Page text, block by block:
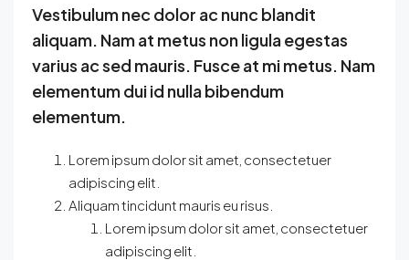
Vestibulum nec dolor ac nunc blandit
aliquam. Nam at metus non ligula egestas
varius ac sed mauris. Fusce at mi metus. Nam
elementum dui id nulla bibendum
elementum.
Lorem ipsum dolor sit amet, consectetuer
adipiscing elit.
Aliquam tincidunt mauris eu risus.
Lorem ipsum dolor sit amet, consectetuer
adipiscing elit.